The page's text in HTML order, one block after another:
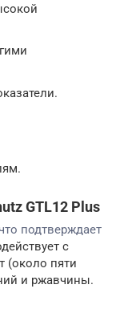
GTL12 Plus
подтверждает
с
(около пяти
и ржавчины.